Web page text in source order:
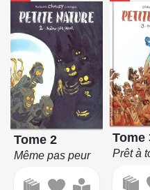
Tome 2
Même pas peur
Tome
Prêt à